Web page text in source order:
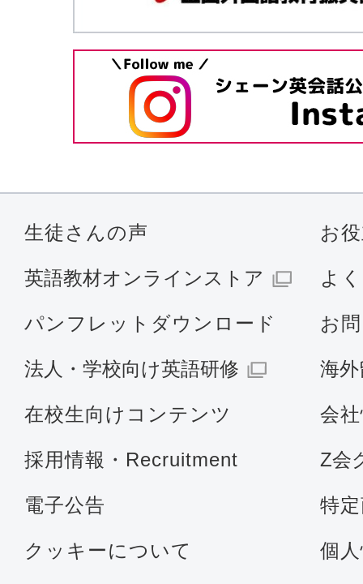
生徒さんの声 お
英語教材オンラインストア よ
パンフレットダウンロード お
法人・学校向け英語研修 海
在校生向けコンテンツ 会
採用情報・Recruitment Z会
電子公告 特
クッキーについて 個